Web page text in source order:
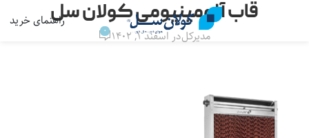
راهنمای خریدقاب آلومینیومی کولان سل
مدیرکلدر اسفند ۱, ۱۴۰۲ 0